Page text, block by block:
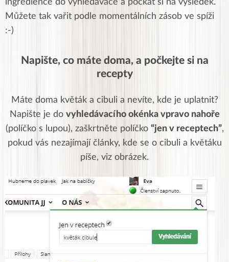
ingredience do vyhledavače a počkat si na výsledek.
Můžete tak vařit podle momentálních zásob ve spíži
:-)
Napište, co máte doma, a počkejte si na
recepty
Máte doma květák a cibuli a nevíte, kde je uplatnit?
Napište je do vyhledávacího okénka vpravo nahoře
(políčko s lupou), zaškrtněte políčko “jen v receptech”,
pokud vás nezajímají články, kde se o cibuli a květáku
píše, viz obrázek.